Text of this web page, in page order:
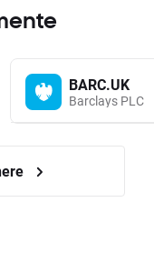
BARC.UK
Barclays PLC